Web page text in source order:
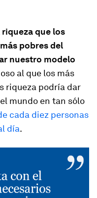
que los
pobres del
nuestro modelo
al que los más
riqueza podría dar
mundo en tan sólo
cada diez personas
día.